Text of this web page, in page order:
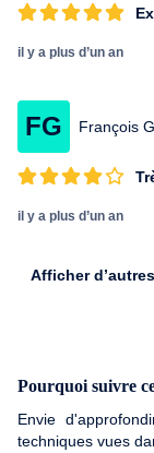
il y a plus d’un an
FG François G.
il y a plus d’un an
Afficher
Pourquoi suivre
Envie
techniques vues